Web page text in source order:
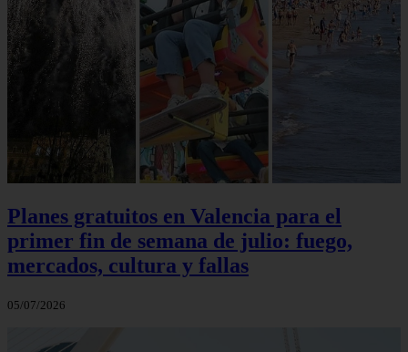
Planes gratuitos en Valencia para el
primer fin de semana de julio: fuego,
mercados, cultura y fallas
05/07/2026